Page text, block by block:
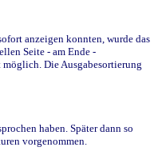
anzeigen konnten, wurde das
Seite - am Ende -
Die Ausgabesortierung
haben. Später dann so
vorgenommen.